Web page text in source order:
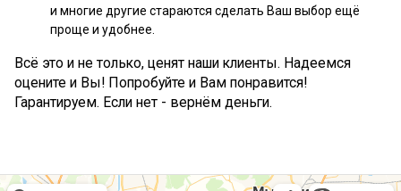
и многие другие стараются сделать Ваш выбор ещё
проще и удобнее.
Всё это и не только, ценят наши клиенты. Надеемся
оцените и Вы! Попробуйте и Вам понравится!
Гарантируем. Если нет - вернём деньги.